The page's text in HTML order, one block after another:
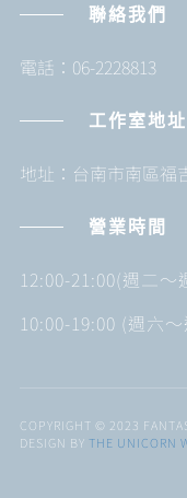
聯絡我們
電話：06-2228813
工作室地址
地址：台南市南區福
營業時間
12:00-21:00(週二～
10:00-19:00 (週六
COPYRIGHT © 2023
DESIGN BY THE UNICORN